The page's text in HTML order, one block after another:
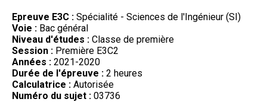
Epreuve E3C : Spécialité - Sciences de l'Ingénieur (SI)
Voie : Bac général
Niveau d'études : Classe de première
Session : Première E3C2
Années : 2021-2020
Durée de l'épreuve : 2 heures
Calculatrice : Autorisée
Numéro du sujet : 03736